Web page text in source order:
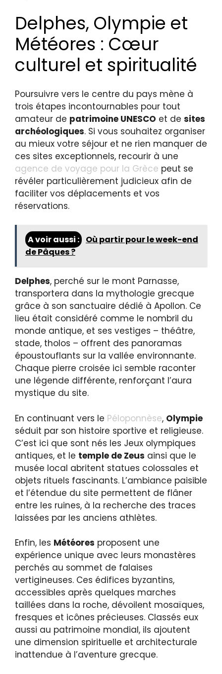
Delphes, Olympie et
Météores : Cœur
culturel et spiritualité
Poursuivre vers le centre du pays mène à
trois étapes incontournables pour tout
amateur de patrimoine UNESCO et de sites
archéologiques. Si vous souhaitez organiser
au mieux votre séjour et ne rien manquer de
ces sites exceptionnels, recourir à une
agence de voyage pour la Grèce peut se
révéler particulièrement judicieux afin de
faciliter vos déplacements et vos
réservations.
A voir aussi :
Où partir pour le week-end
de Pâques ?
Delphes, perché sur le mont Parnasse,
transportera dans la mythologie grecque
grâce à son sanctuaire dédié à Apollon. Ce
lieu était considéré comme le nombril du
monde antique, et ses vestiges – théâtre,
stade, tholos – offrent des panoramas
époustouflants sur la vallée environnante.
Chaque pierre croisée ici semble raconter
une légende différente, renforçant l’aura
mystique du site.
En continuant vers le Péloponnèse, Olympie
séduit par son histoire sportive et religieuse.
C’est ici que sont nés les Jeux olympiques
antiques, et le temple de Zeus ainsi que le
musée local abritent statues colossales et
objets rituels fascinants. L’ambiance paisible
et l’étendue du site permettent de flâner
entre les ruines, à la recherche des traces
laissées par les anciens athlètes.
Enfin, les Météores proposent une
expérience unique avec leurs monastères
perchés au sommet de falaises
vertigineuses. Ces édifices byzantins,
accessibles après quelques marches
taillées dans la roche, dévoilent mosaïques,
fresques et icônes précieuses. Classés eux
aussi au patrimoine mondial, ils ajoutent
une dimension spirituelle et architecturale
inattendue à l’aventure grecque.